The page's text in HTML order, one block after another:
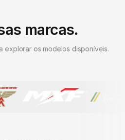
marcas.
explorar os modelos disponíveis.